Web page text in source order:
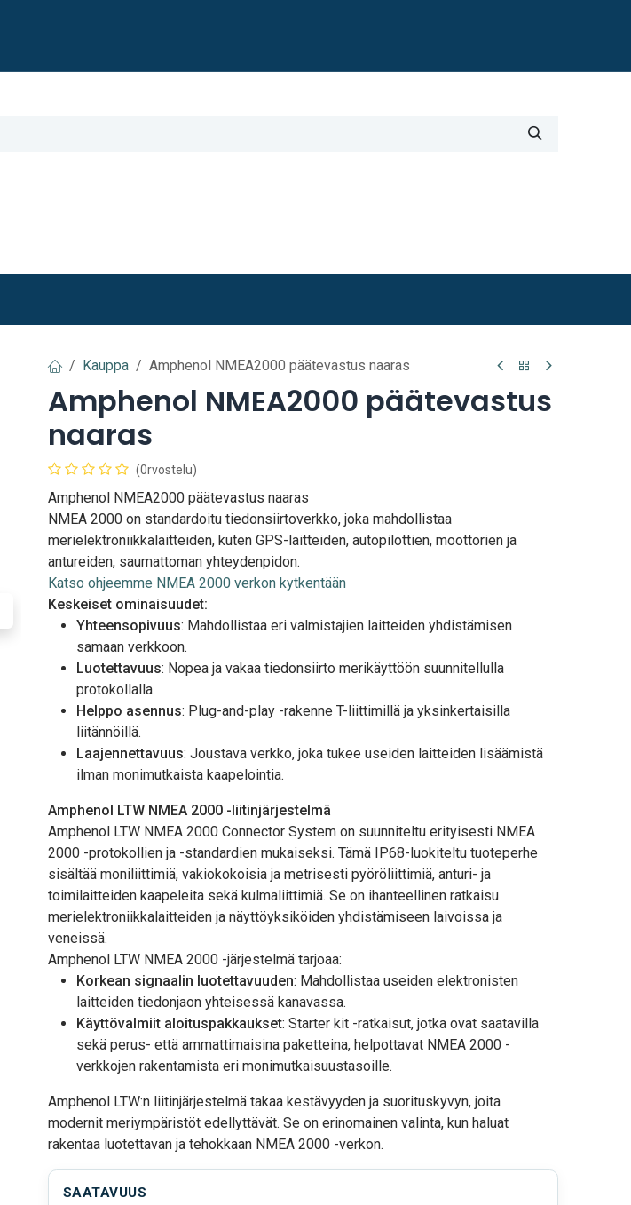
Kauppa Amphenol NMEA2000 päätevastus naaras
Amphenol NMEA2000 päätevastus
naaras
(0rvostelu)
Amphenol NMEA2000 päätevastus naaras
NMEA 2000 on standardoitu tiedonsiirtoverkko, joka mahdollistaa
merielektroniikkalaitteiden, kuten GPS-laitteiden, autopilottien, moottorien ja
antureiden, saumattoman yhteydenpidon.
Katso ohjeemme NMEA 2000 verkon kytkentään
Keskeiset ominaisuudet:
Yhteensopivuus: Mahdollistaa eri valmistajien laitteiden yhdistämisen
samaan verkkoon.
Luotettavuus: Nopea ja vakaa tiedonsiirto merikäyttöön suunnitellulla
protokollalla.
Helppo asennus: Plug-and-play -rakenne T-liittimillä ja yksinkertaisilla
liitännöillä.
Laajennettavuus: Joustava verkko, joka tukee useiden laitteiden lisäämistä
ilman monimutkaista kaapelointia.
Amphenol LTW NMEA 2000 -liitinjärjestelmä
Amphenol LTW NMEA 2000 Connector System on suunniteltu erityisesti NMEA
2000 -protokollien ja -standardien mukaiseksi. Tämä IP68-luokiteltu tuoteperhe
sisältää moniliittimiä, vakiokokoisia ja metrisesti pyöröliittimiä, anturi- ja
toimilaitteiden kaapeleita sekä kulmaliittimiä. Se on ihanteellinen ratkaisu
merielektroniikkalaitteiden ja näyttöyksiköiden yhdistämiseen laivoissa ja
veneissä.
Amphenol LTW NMEA 2000 -järjestelmä tarjoaa:
Korkean signaalin luotettavuuden: Mahdollistaa useiden elektronisten
laitteiden tiedonjaon yhteisessä kanavassa.
Käyttövalmiit aloituspakkaukset: Starter kit -ratkaisut, jotka ovat saatavilla
sekä perus- että ammattimaisina paketteina, helpottavat NMEA 2000 -
verkkojen rakentamista eri monimutkaisuustasoille.
Amphenol LTW:n liitinjärjestelmä takaa kestävyyden ja suorituskyvyn, joita
modernit meriympäristöt edellyttävät. Se on erinomainen valinta, kun haluat
rakentaa luotettavan ja tehokkaan NMEA 2000 -verkon.
SAATAVUUS